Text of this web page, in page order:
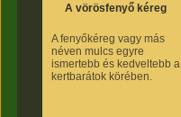
A vörösfenyő kéreg
A fenyőkéreg vagy más
néven mulcs egyre
ismertebb és kedveltebb a
kertbarátok körében.